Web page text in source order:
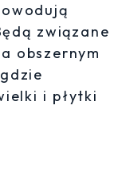
związane
obszernym
i płytki